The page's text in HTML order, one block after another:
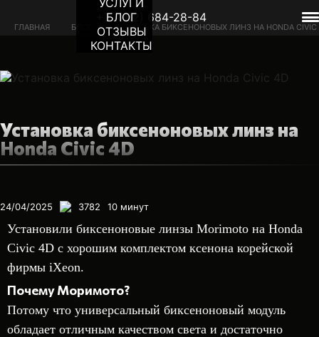
+7 (962) 684-28-84
УСЛУГИ
БЛОГ
ОТЗЫВЫ
КОНТАКТЫ
ГЛАВНАЯ БЛОГ
УСТАНОВКА БИКСЕНОНОВЫХ ЛИНЗ НА HONDA CIVIC
4D
Установка биксеноновых линз на
Honda Civic 4D
24/04/2025 3782 10 минут
Установили биксеноновые линзы Morimoto на Honda
Civic 4D с хорошим комплектом ксенона корейской
фирмы iXeon.
Почему Моримото?
Потому что универсальный биксеноновый модуль
обладает отличным качеством света и достаточно